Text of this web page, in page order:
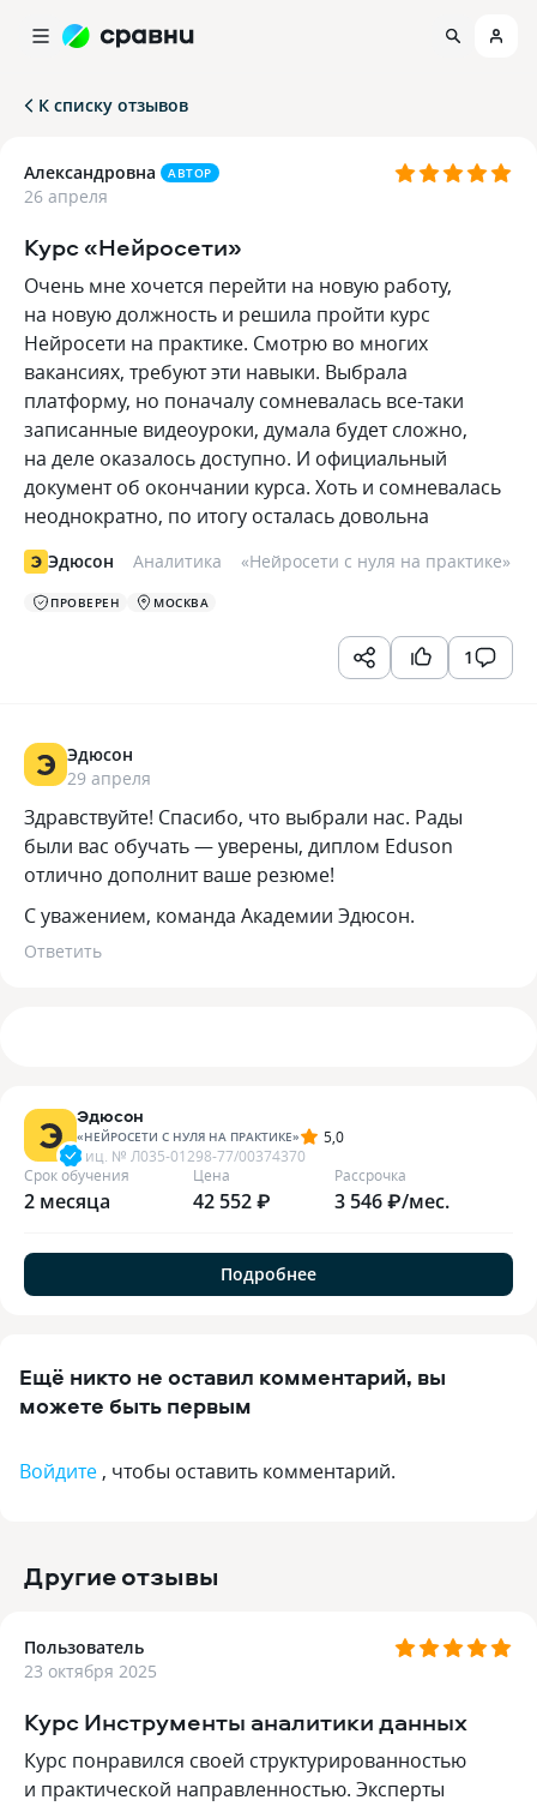
К списку отзывов
Александровна АВТОР
26 апреля
Курс «Нейросети»
Очень мне хочется перейти на новую работу,
на новую должность и решила пройти курс
Нейросети на практике. Смотрю во многих
вакансиях, требуют эти навыки. Выбрала
платформу, но поначалу сомневалась все-таки
записанные видеоуроки, думала будет сложно,
на деле оказалось доступно. И официальный
документ об окончании курса. Хоть и сомневалась
неоднократно, по итогу осталась довольна
Эдюсон Аналитика «Нейросети с нуля на практике»
ПРОВЕРЕН МОСКВА
1
Эдюсон
29 апреля
Здравствуйте! Спасибо, что выбрали нас. Рады
были вас обучать — уверены, диплом Eduson
отлично дополнит ваше резюме!
С уважением, команда Академии Эдюсон.
Ответить
Эдюсон
«НЕЙРОСЕТИ С НУЛЯ НА ПРАКТИКЕ»
5,0
лиц. № Л035-01298-77/00374370
Срок обучения
2 месяца
Цена
42 552 ₽
Рассрочка
3 546 ₽/мес.
Подробнее
Ещё никто не оставил комментарий, вы
можете быть первым
Войдите , чтобы оставить комментарий.
Другие отзывы
Пользователь
23 октября 2025
Курс Инструменты аналитики данных
Курс понравился своей структурированностью
и практической направленностью. Эксперты